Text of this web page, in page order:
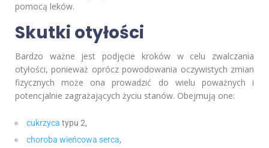
pomocą leków.
Skutki otyłości
Bardzo ważne jest podjęcie kroków w celu zwalczania
otyłości, ponieważ oprócz powodowania oczywistych zmian
fizycznych może ona prowadzić do wielu poważnych i
potencjalnie zagrażających życiu stanów. Obejmują one:
cukrzyca typu 2,
choroba wieńcowa serca,